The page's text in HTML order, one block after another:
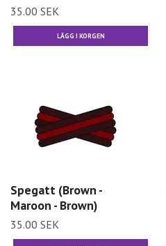
35.00 SEK
Spegatt (Brown -
Maroon - Brown)
35.00 SEK